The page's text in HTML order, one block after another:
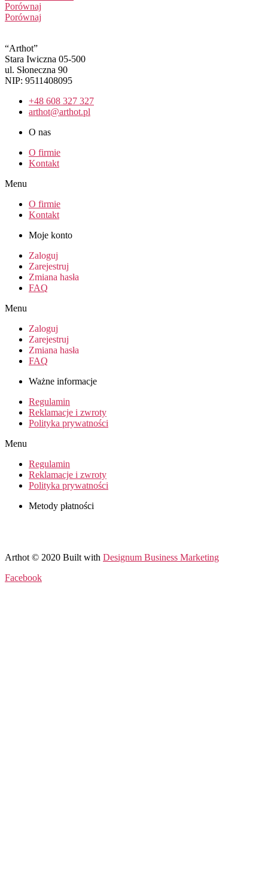
Porównaj
Porównaj
“Arthot”
Stara Iwiczna 05-500
ul. Słoneczna 90
NIP: 9511408095
+48 608 327 327
arthot@arthot.pl
O nas
O firmie
Kontakt
Menu
O firmie
Kontakt
Moje konto
Zaloguj
Zarejestruj
Zmiana hasła
FAQ
Menu
Zaloguj
Zarejestruj
Zmiana hasła
FAQ
Ważne informacje
Regulamin
Reklamacje i zwroty
Polityka prywatności
Menu
Regulamin
Reklamacje i zwroty
Polityka prywatności
Metody płatności
Arthot © 2020 Built with Designum Business Marketing
Facebook